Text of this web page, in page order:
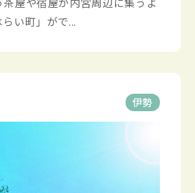
い町」がで...
伊勢